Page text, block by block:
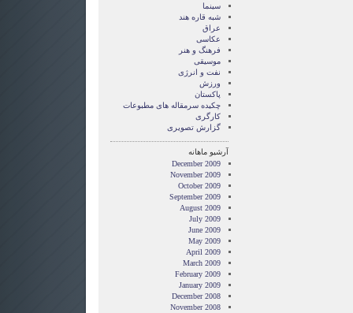
سینما
شبه قاره هند
عراق
عکاسی
فرهنگ و هنر
موسیقی
نفت و انرژی
ورزش
پاکستان
چکیده سرمقاله های مطبوعات
کارگری
گزارش تصويری
آرشیو ماهانه
December 2009
November 2009
October 2009
September 2009
August 2009
July 2009
June 2009
May 2009
April 2009
March 2009
February 2009
January 2009
December 2008
November 2008